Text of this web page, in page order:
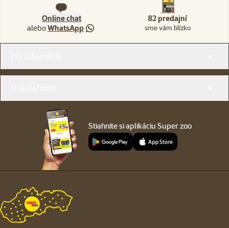
Online chat
aleboWhatsApp
82 predajní
sme vám blízko
Stiahnite si aplikáciu Super zoo